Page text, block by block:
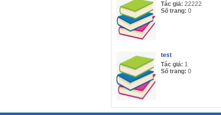
Tác giả: 22222
Số trang: 0
test
Tác giả: 1
Số trang: 0